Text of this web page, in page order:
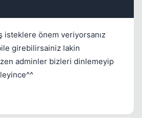
isteklere önem veriyorsanız
girebilirsainiz lakin
adminler bizleri dinlemeyip